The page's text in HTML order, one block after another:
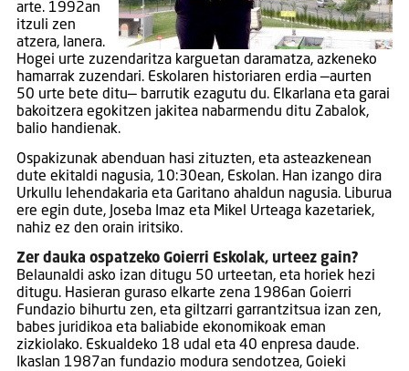
arte. 1992an
itzuli zen
atzera, lanera.
Hogei urte zuzendaritza karguetan daramatza, azkeneko
hamarrak zuzendari. Eskolaren historiaren erdia —aurten
50 urte bete ditu— barrutik ezagutu du. Elkarlana eta garai
bakoitzera egokitzen jakitea nabarmendu ditu Zabalok,
balio handienak.
Ospakizunak abenduan hasi zituzten, eta asteazkenean
dute ekitaldi nagusia, 10:30ean, Eskolan. Han izango dira
Urkullu lehendakaria eta Garitano ahaldun nagusia. Liburua
ere egin dute, Joseba Imaz eta Mikel Urteaga kazetariek,
nahiz ez den orain iritsiko.
Zer dauka ospatzeko Goierri Eskolak, urteez gain?
Belaunaldi asko izan ditugu 50 urteetan, eta horiek hezi
ditugu. Hasieran guraso elkarte zena 1986an Goierri
Fundazio bihurtu zen, eta giltzarri garrantzitsua izan zen,
babes juridikoa eta baliabide ekonomikoak eman
zizkiolako. Eskualdeko 18 udal eta 40 enpresa daude.
Ikaslan 1987an fundazio modura sendotzea, Goieki